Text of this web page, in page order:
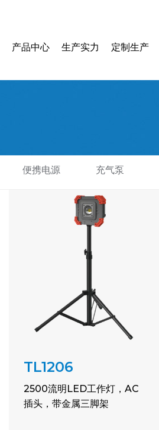
产品中心 生产实力 定制生产
便携电源 充气泵
TL1206
2500流明LED工作灯，AC
插头，带金属三脚架